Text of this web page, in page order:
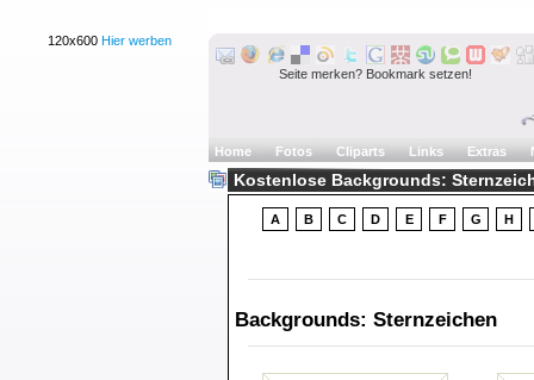
120x600 Hier werben
Seite merken? Bookmark setzen!
Home Fotos Cliparts Links Extras
Kostenlose Backgrounds:
A B C D E F G H
Backgrounds: Sternzeichen